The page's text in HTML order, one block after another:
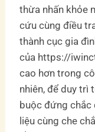
thừa nhấn khỏe
cứu cùng điều
thành cục gia
của https://
cao hơn trong
nhiên, để duy trì
buộc đứng chắc
liệu cùng che